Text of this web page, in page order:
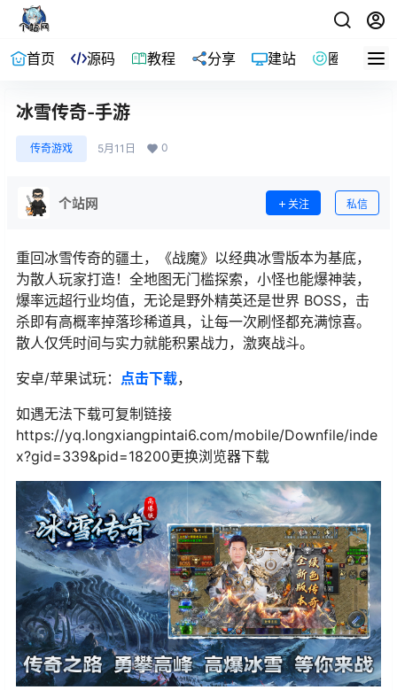
首页 源码 教程 分享 建站 圈子
冰雪传奇-手游
传奇游戏 5月11日 0
个站网 关注 私信
重回冰雪传奇的疆土，《战魔》以经典冰雪版本为基底，
为散人玩家打造！全地图无门槛探索，小怪也能爆神装，
爆率远超行业均值，无论是野外精英还是世界 BOSS，击
杀即有高概率掉落珍稀道具，让每一次刷怪都充满惊喜。
散人仅凭时间与实力就能积累战力，激爽战斗。
安卓/苹果试玩： 点击下载，
如遇无法下载可复制链接
https://yq.longxiangpintai6.com/mobile/Downfile/inde
x?gid=339&pid=18200更换浏览器下载